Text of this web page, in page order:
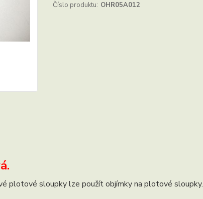
Číslo produktu: OHR05A012
plotové sloupky lze použít objímky na plotové sloupky.